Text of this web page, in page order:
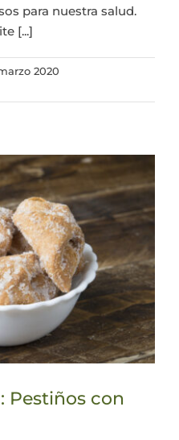
para nuestra salud.
[...]
2020
Pestiños con